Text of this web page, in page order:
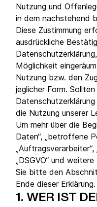
Nutzung und
in dem nachstehend
Diese Zustimmung
ausdrückliche
Möglichkeit
Nutzung bzw. den
jeglicher Form.
die Nutzung unserer
Um mehr über die
Daten“, „betroffene
„Auftragsverarbeiter“,
„DSGVO“ und
Sie bitte den
Ende dieser Erklärung.
1. WER IST